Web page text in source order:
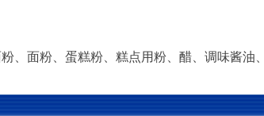
、面粉、蛋糕粉、糕点用粉、醋、调味酱油